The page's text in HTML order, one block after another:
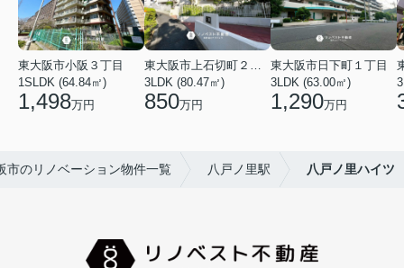
東大阪市小阪３丁目
1SLDK (64.84㎡)
1,498万円
3LDK (80.47㎡)
850万円
東大阪市日下町１丁目
3LDK (63.00㎡)
1,290万円
市のリノベーション物件一覧 八戸ノ里駅 八戸ノ里ハイツ